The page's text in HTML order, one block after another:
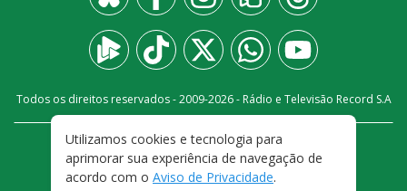
Todos os direitos reservados - 2009-2026- Rádio e Televisão Record S.A
FALE CONOSCO
PRIVACIDADE
TERMOS E CONDIÇÕES DE USO
Utilizamos cookies e tecnologia para
aprimorar sua experiência de navegação de
acordo com o Aviso de Privacidade.